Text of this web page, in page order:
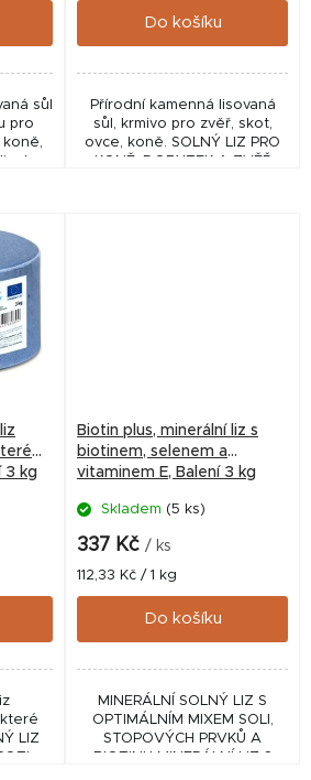
sůl
pro
koně,
Do košíku
Přírodní kamenná lisovaná
sůl, krmivo pro zvěř, skot,
ovce, koně. SOLNÝ LIZ PRO
KONĚ, DOBYTEK A ZVĚŘ
3 kg
LIZ
Biotin plus, minerální liz s
biotinem, selenem a
vitaminem E, Balení 3 kg
Skladem (5 ks)
337 Kč / ks
Měrná
cena:
112,33 Kč / 1 kg
Do košíku
MINERÁLNÍ SOLNÝ LIZ S
OPTIMÁLNÍM MIXEM SOLI,
STOPOVÝCH PRVKŮ A